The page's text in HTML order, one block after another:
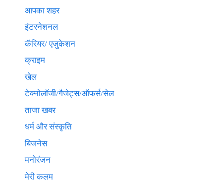
आपका शहर
इंटरनेशनल
कॅरियर/ एजुकेशन
क्राइम
खेल
टेक्नाेलाॅजी/गैजेट्स/ऑफर्स/सेल
ताजा खबर
धर्म और संस्कृति
बिजनेस
मनोरंजन
मेरी कलम